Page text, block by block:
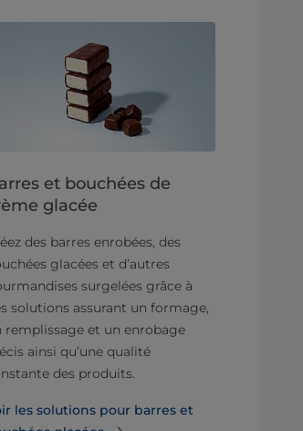
et bouchées de
glacée
des barres enrobées, des
glacées et d’autres
surgelées grâce à
solutions assurant un formage,
remplissage et un enrobage
ainsi qu’une qualité
des produits.
les solutions pour barres et